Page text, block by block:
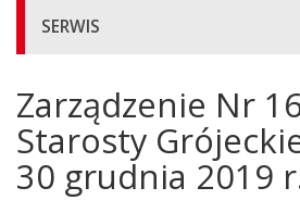
SERWIS
Główna
treść
strony
Zarządzenie Nr
Starosty
30 grudnia 2019